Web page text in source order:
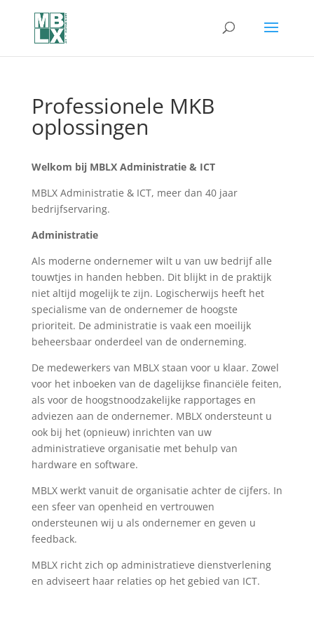
Professionele MKB
oplossingen
Welkom bij MBLX Administratie & ICT
MBLX Administratie & ICT, meer dan 40 jaar
bedrijfservaring.
Administratie
Als moderne ondernemer wilt u van uw bedrijf alle
touwtjes in handen hebben. Dit blijkt in de praktijk
niet altijd mogelijk te zijn. Logischerwijs heeft het
specialisme van de ondernemer de hoogste
prioriteit. De administratie is vaak een moeilijk
beheersbaar onderdeel van de onderneming.
De medewerkers van MBLX staan voor u klaar. Zowel
voor het inboeken van de dagelijkse financiële feiten,
als voor de hoogstnoodzakelijke rapportages en
adviezen aan de ondernemer. MBLX ondersteunt u
ook bij het (opnieuw) inrichten van uw
administratieve organisatie met behulp van
hardware en software.
MBLX werkt vanuit de organisatie achter de cijfers. In
een sfeer van openheid en vertrouwen
ondersteunen wij u als ondernemer en geven u
feedback.
MBLX richt zich op administratieve dienstverlening
en adviseert haar relaties op het gebied van ICT.